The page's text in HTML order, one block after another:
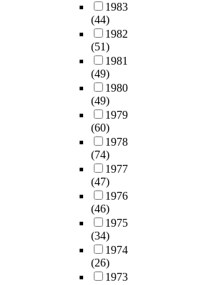
1983
(44)
1982
(51)
1981
(49)
1980
(49)
1979
(60)
1978
(74)
1977
(47)
1976
(46)
1975
(34)
1974
(26)
1973